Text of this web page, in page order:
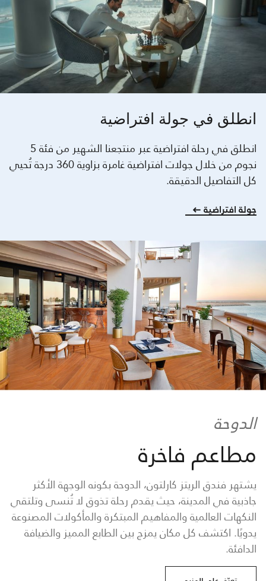
انطلق في جولة افتراضية
انطلق في رحلة افتراضية عبر منتجعنا الشهير من فئة 5
نجوم من خلال جولات افتراضية غامرة بزاوية 360 درجة تُحيي
كل التفاصيل الدقيقة.
جولة افتراضية
الدوحة
مطاعم فاخرة
يشتهر فندق الريتز كارلتون، الدوحة بكونه الوجهة الأكثر
جاذبية في المدينة، حيث يقدم رحلة تذوق لا تُنسى وتلتقي
النكهات العالمية والمفاهيم المبتكرة والمأكولات المصنوعة
يدويًا. اكتشف كل مكان يمزج بين الطابع المميز والضيافة
الدافئة.